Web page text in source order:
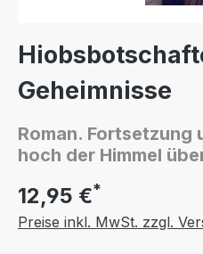
Geheimnisse
Roman. Fortsetzung
hoch der Himmel
12,95 €*
Preise inkl. MwSt. zzgl.